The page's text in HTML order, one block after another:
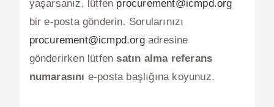
yaşarsanız, lütfen procurement@icmpd.org
bir e-posta gönderin. Sorularınızı
procurement@icmpd.orgadresine
gönderirken lütfensatın alma referans
numarasını e-posta başlığına koyunuz.